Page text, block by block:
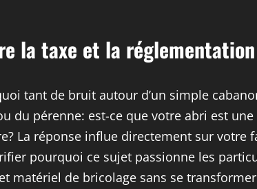
la taxe et la
tant de bruit autour d’un simple
du pérenne: est-ce que votre abri est
La réponse influe directement sur votre
pourquoi ce sujet passionne les
matériel de bricolage sans se